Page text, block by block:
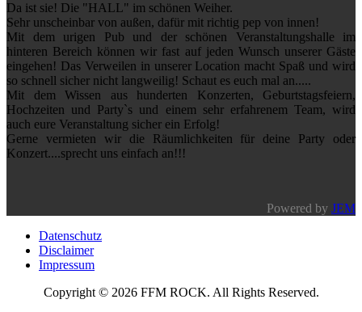
Da ist sie! Die "HALL" im schönen Weiher.
Sehr unscheinbar von außen, dafür mit richtig pep von innen!
Mit dem urigen Pub und der schönen Veranstaltungshalle im
hinteren Bereich können wir fast auf jeden Wunsch unserer Gäste
eingehen! Das Verweilen in unserer Location macht Spaß und wird
so schnell sicher nicht langweilig! Schaut es euch mal an.....
Mit dem Wissen aus hunderten Konzerten, Geburtstagsfeiern,
Hochzeiten und Party`s und einem sehr erfahrenem Team, wird
auch eure Veranstaltung sicher ein Erfolg!
Gerne vermieten wir die Räumlichkeiten für deine Party oder
Konzert....sprecht uns einfach an!!!
Powered by JEM
Datenschutz
Disclaimer
Impressum
Copyright © 2026 FFM ROCK. All Rights Reserved.